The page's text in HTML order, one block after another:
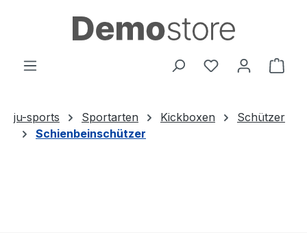
Zum Hauptinhalt springen
Du hast 0
ju-sports Sportarten Kickboxen
Schützer
Schienbeinschützer